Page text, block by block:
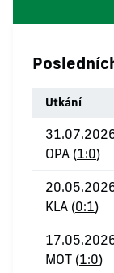
Utkání
OPA (1:0)
KLA (0:1)
MOT (1:0)